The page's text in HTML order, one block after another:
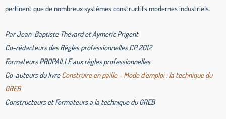
pertinent que de nombreux systèmes constructifs modernes industriels.
Par Jean-Baptiste Thévard et Aymeric Prigent
Co-rédacteurs des Règles professionnelles CP 2012
Formateurs PROPAILLE aux règles professionnelles
Co-auteurs du livreConstruire en paille – Mode d’emploi : la technique du
GREB
Constructeurs et Formateurs à la technique du GREB